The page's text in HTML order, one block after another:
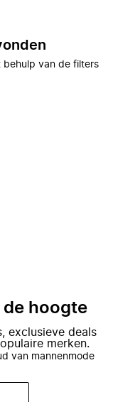
behulp van de filters
de hoogte
exclusieve deals
merken.
van mannenmode